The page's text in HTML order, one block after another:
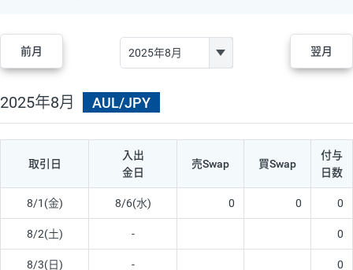
前月 翌月
2025年8月 AUL/JPY
取引日
入出
金日
売Swap 買Swap
付与
日数
8/1(金) 8/6(水) 0 0 0
8/2(土) - 0
8/3(日) - 0